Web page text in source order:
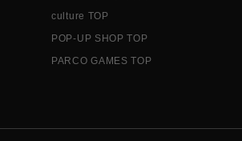
culture TOP
POP-UP SHOP TOP
PARCO GAMES TOP